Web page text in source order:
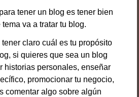
tener un blog es tener bien
va a tratar tu blog.
claro cuál es tu propósito
si quieres que sea un blog
historias personales, enseñar
promocionar tu negocio,
comentar algo sobre algún